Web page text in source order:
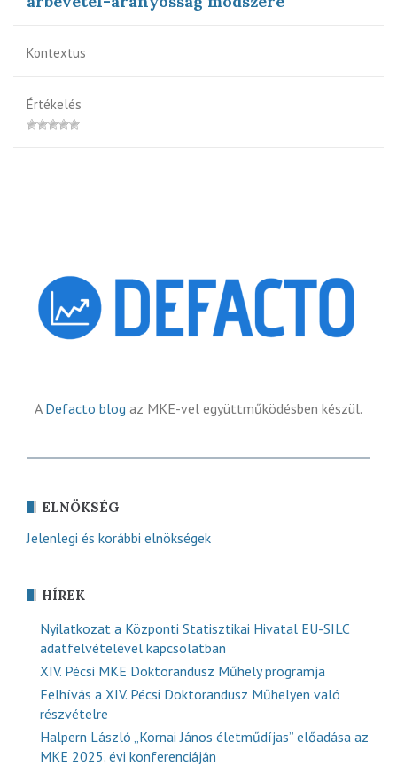
Kontextus
Értékelés
A Defacto blog az MKE-vel együttműködésben készül.
ELNÖKSÉG
Jelenlegi és korábbi elnökségek
HÍREK
Nyilatkozat a Központi Statisztikai Hivatal EU-SILC
adatfelvételével kapcsolatban
XIV. Pécsi MKE Doktorandusz Műhely programja
Felhívás a XIV. Pécsi Doktorandusz Műhelyen való
részvételre
Halpern László „Kornai János életműdíjas” előadása az
MKE 2025. évi konferenciáján